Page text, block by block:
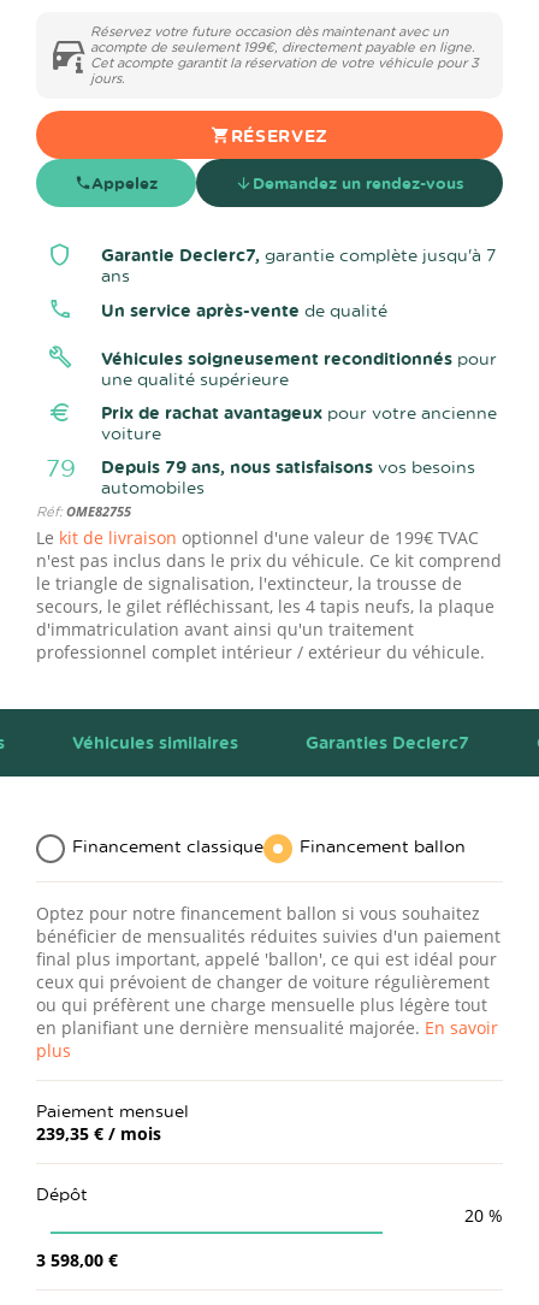
Réservez votre future occasion dès maintenant avec un
acompte de seulement 199€, directement payable en ligne.
Cet acompte garantit la réservation de votre véhicule pour 3
jours.
RÉSERVEZ
Appelez Demandez un rendez-vous
Garantie Declerc7, garantie complète jusqu'à 7
ans
Un service après-vente de qualité
Véhicules soigneusement reconditionnés pour
une qualité supérieure
Prix de rachat avantageux pour votre ancienne
voiture
79 Depuis 79 ans, nous satisfaisons vos besoins
automobiles
Réf: OME82755
Le kit de livraison optionnel d'une valeur de 199€ TVAC
n'est pas inclus dans le prix du véhicule. Ce kit comprend
le triangle de signalisation, l'extincteur, la trousse de
secours, le gilet réfléchissant, les 4 tapis neufs, la plaque
d'immatriculation avant ainsi qu'un traitement
professionnel complet intérieur / extérieur du véhicule.
Véhicules similaires Garanties Declerc7
Financement classique Financement ballon
Optez pour notre financement ballon si vous souhaitez
bénéficier de mensualités réduites suivies d'un paiement
final plus important, appelé 'ballon', ce qui est idéal pour
ceux qui prévoient de changer de voiture régulièrement
ou qui préfèrent une charge mensuelle plus légère tout
en planifiant une dernière mensualité majorée. En savoir
plus
Paiement mensuel
239,35 € / mois
Dépôt
20 %
3 598,00 €